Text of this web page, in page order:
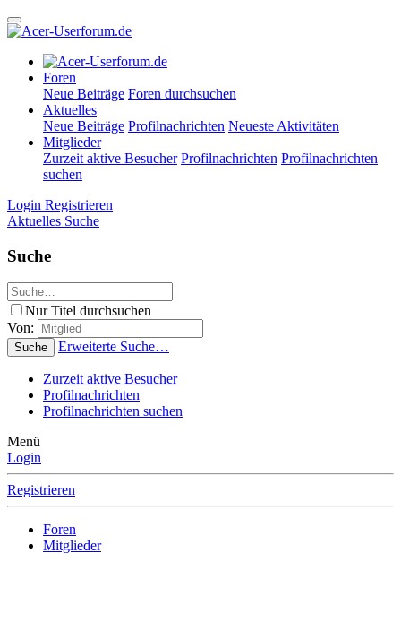
Foren
Neue Beiträge Foren durchsuchen
Aktuelles
Neue Beiträge Profilnachrichten Neueste Aktivitäten
Mitglieder
Zurzeit aktive Besucher Profilnachrichten Profilnachrichten
suchen
Login Registrieren
Aktuelles Suche
Suche
Nur Titel durchsuchen
Von:
Suche Erweiterte Suche…
Zurzeit aktive Besucher
Profilnachrichten
Profilnachrichten suchen
Menü
Login
Registrieren
Foren
Mitglieder